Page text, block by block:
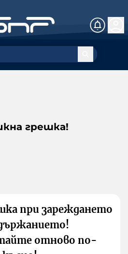
грешка!
при зареждането
отново по-